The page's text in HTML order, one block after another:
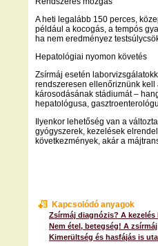
A heti legalább 150 perces,
például a kocogás, a tempós
ha nem eredményez
Hepatológiai nyomon követés
Zsírmáj esetén
rendszeresen ellenőriznünk kell
károsodásának stádiumát –
hepatológusa,
Ilyenkor lehetőség van a
gyógyszerek, kezelések
következmények, akár a
Kapcsolódó anyagok
Zsírmáj diagnózis? A kezelés
Nem étel, betegség! A zsírmáj
Kimerültség és hasfájás is